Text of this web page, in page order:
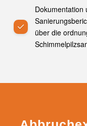
Dokumentation
über die